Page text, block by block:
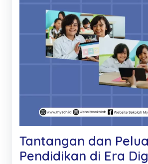
Tantangan dan
Pendidikan di Era